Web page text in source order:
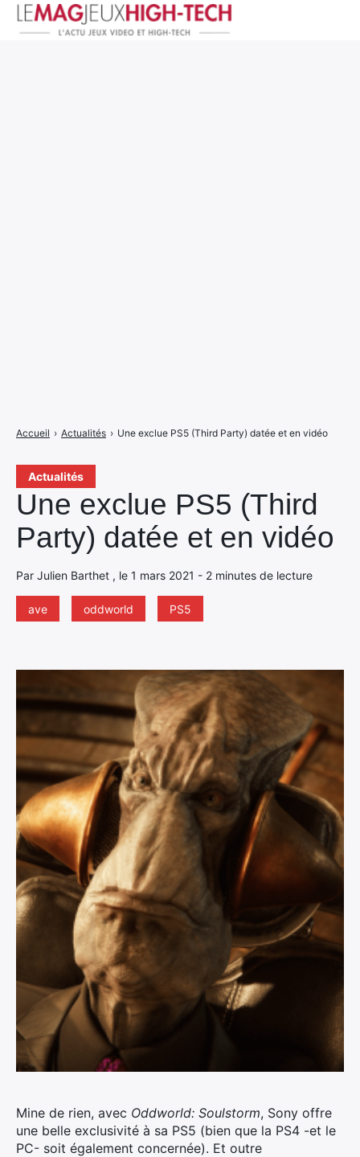
Actualités
Une exclue PS5 (Third
Party) datée et en vidéo
Par Julien Barthet , le 1 mars 2021 - 2 minutes de lecture
ave oddworld PS5
Accueil › Actualités › Une exclue PS5 (Third Party) datée et en vidéo
Mine de rien, avec Oddworld: Soulstorm, Sony offre
une belle exclusivité à sa PS5 (bien que la PS4 -et le
PC- soit également concernée). Et outre